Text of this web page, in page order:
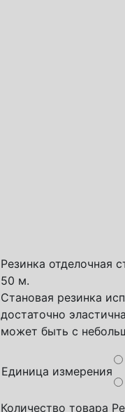
Резинка отделочная
50 м.
Становая резинка
достаточно
может быть с
Единица измерения
Количество товара